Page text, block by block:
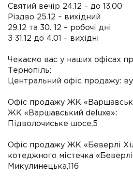
Святий вечір 24.12 – до 13.00
Різдво 25.12 – вихідний
29.12 та 30. 12 – робочі дні
З 31.12 до 4.01 – вихідні
Чекаємо вас у наших офісах
Тернопіль:
Центральний офіс продажу:
Офіс продажу ЖК
ЖК «Варшавський deluxe»:
Підволочиське шосе,5
Офіс продажу ЖК «Беверлі
котеджного містечка
Микулинецька,116